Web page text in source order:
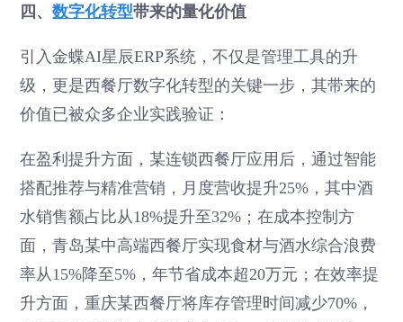
四、数字化转型带来的量化价值
引入金蝶AI星辰ERP系统，不仅是管理工具的升
级，更是西餐厅数字化转型的关键一步，其带来的
价值已被众多企业实践验证：
在盈利提升方面，某连锁西餐厅应用后，通过智能
搭配推荐与精准营销，月度营收提升25%，其中酒
水销售额占比从18%提升至32%；在成本控制方
面，青岛某中高端西餐厅实现食材与酒水综合浪费
率从15%降至5%，年节省成本超20万元；在效率提
升方面，重庆某西餐厅将库存管理时间减少70%，